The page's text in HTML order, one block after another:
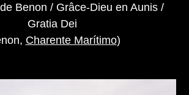
Benon / Grâce-Dieu en Aunis /
Gratia Dei
Charente Marítimo)